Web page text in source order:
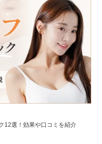
12選！効果や口コミを紹介